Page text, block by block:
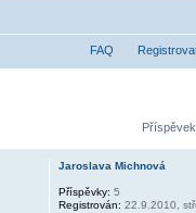
FAQ
Jaroslava Michnová
Příspěvky: 5
Registrován: 22.9.2010,